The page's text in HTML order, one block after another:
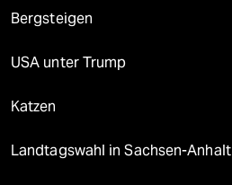
Bergsteigen
USA unter Trump
Katzen
Landtagswahl in Sachsen-Anhalt